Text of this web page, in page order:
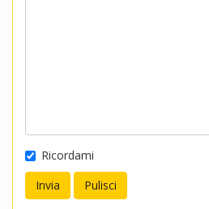
Ricordami